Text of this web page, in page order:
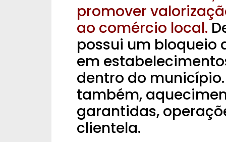
promover
ao comércio local.
possui um bloqueio
em
dentro do
também,
garantidas,
clientela.